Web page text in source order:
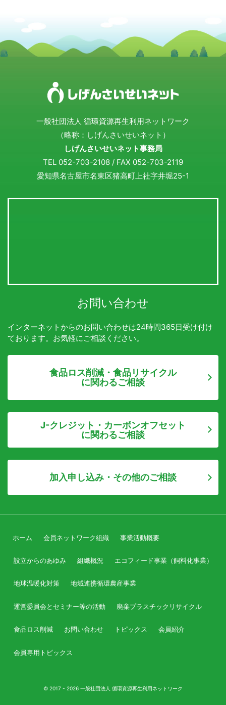
一般社団法人 循環資源再生利用ネットワーク
（略称：しげんさいせいネット）
しげんさいせいネット事務局
TEL 052-703-2108 / FAX 052-703-2119
愛知県名古屋市名東区猪高町上社字井堀25-1
お問い合わせ
インターネットからのお問い合わせは24時間365日受け付け
ております。お気軽にご相談ください。
食品ロス削減・食品リサイクル
に関わるご相談
J-クレジット・カーボンオフセット
に関わるご相談
加入申し込み・その他のご相談
ホーム 会員ネットワーク組織 事業活動概要
設立からのあゆみ 組織概況 エコフィード事業（飼料化事業）
地球温暖化対策 地域連携循環農産事業
運営委員会とセミナー等の活動 廃棄プラスチックリサイクル
食品ロス削減 お問い合わせ トピックス 会員紹介
会員専用トピックス
© 2017 - 2026 一般社団法人 循環資源再生利用ネットワーク